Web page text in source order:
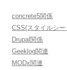
concrete5関係
CSS(スタイルシ
Drupal関係
Geeklog関連
MODx関連